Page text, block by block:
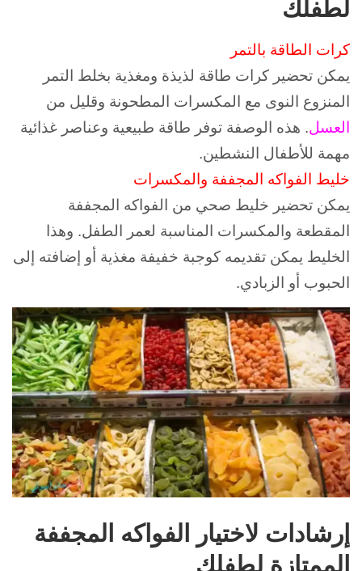
لطفلك
كرات الطاقة بالتمر
يمكن تحضير كرات طاقة لذيذة ومغذية بخلط التمر
المنزوع النوى مع المكسرات المطحونة وقليل من
العسل. هذه الوصفة توفر طاقة طبيعية وعناصر غذائية
مهمة للأطفال النشطين.
خليط الفواكه المجففة والمكسرات
يمكن تحضير خليط صحي من الفواكه المجففة
المقطعة والمكسرات المناسبة لعمر الطفل. وهذا
الخليط يمكن تقديمه كوجبة خفيفة مغذية أو إضافته إلى
الحبوب أو الزبادي.
إرشادات لاختيار الفواكه المجففة
الممتازة لطفلك